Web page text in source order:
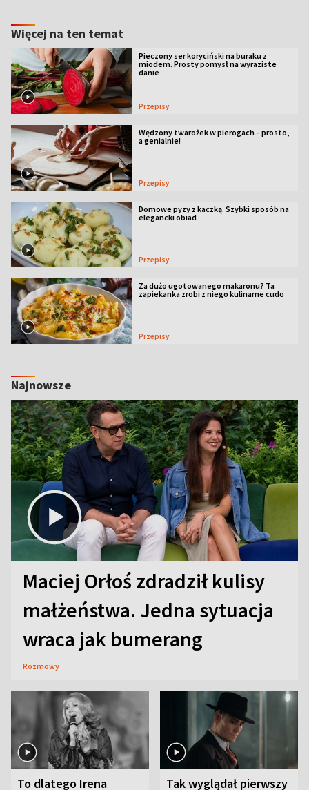
Więcej na ten temat
Pieczony ser koryciński na buraku z
miodem. Prosty pomysł na wyraziste
danie
Przepisy
Wędzony twarożek w pierogach – prosto,
a genialnie!
Przepisy
Domowe pyzy z kaczką. Szybki sposób na
elegancki obiad
Przepisy
Za dużo ugotowanego makaronu? Ta
zapiekanka zrobi z niego kulinarne cudo
Przepisy
Najnowsze
Maciej Orłoś zdradził kulisy
małżeństwa. Jedna sytuacja
wraca jak bumerang
Rozmowy
To dlatego Irena Tak wyglądał pierwszy